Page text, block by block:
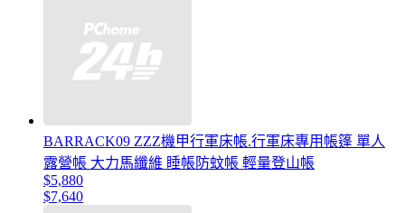
BARRACK09 ZZZ機甲行軍床帳.行軍床專用帳篷 單人
露營帳 大力馬纖維 睡帳防蚊帳 輕量登山帳
$5,880
$7,640